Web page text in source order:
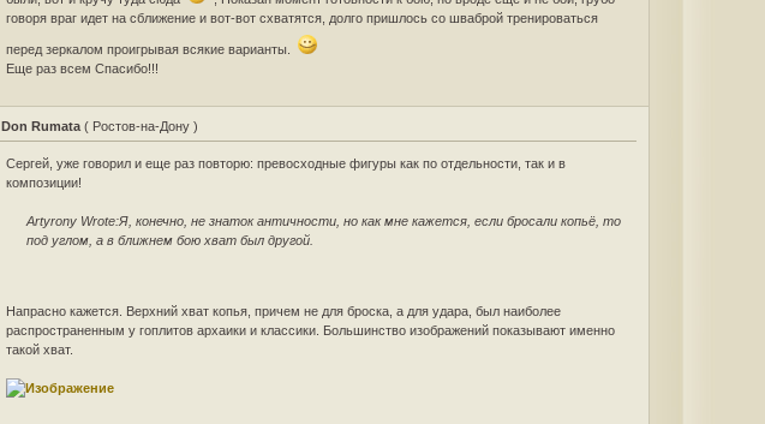
говоря враг идет на сближение и вот-вот схватятся, долго пришлось со шваброй тренироваться
перед зеркалом проигрывая всякие варианты.
Еще раз всем Спасибо!!!
Don Rumata ( Ростов-на-Дону )
Сергей, уже говорил и еще раз повторю: превосходные фигуры как по отдельности, так и в
композиции!
Artyrony Wrote:Я, конечно, не знаток античности, но как мне кажется, если бросали копьё, то
под углом, а в ближнем бою хват был другой.
Напрасно кажется. Верхний хват копья, причем не для броска, а для удара, был наиболее
распространенным у гоплитов архаики и классики. Большинство изображений показывают именно
такой хват.